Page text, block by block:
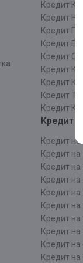
Кредит
Кредит
Кредит
Кредит
Кредит
Кредит
Кредит
Кредит
Кредит
Кредит
Кредит на
Кредит на
Кредит на
Кредит на
Кредит на
Кредит на
Кредит на
Кредит на
Кредит на
Кредит на